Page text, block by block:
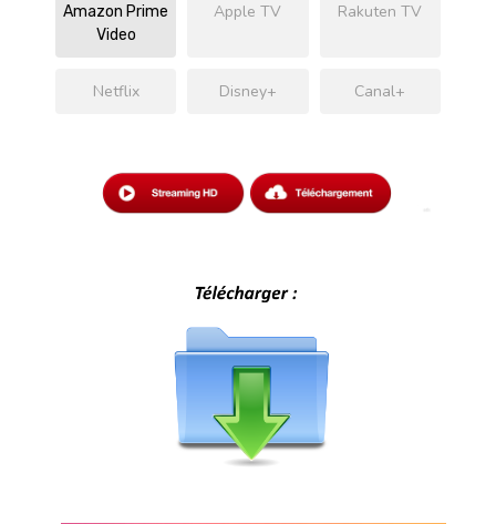
Amazon Prime
Video
Apple TV Rakuten TV
Netflix Disney+ Canal+